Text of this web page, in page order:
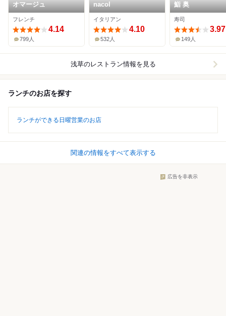
オマージュ
フレンチ
4.14
799人
nacol
イタリアン
4.10
532人
鮨 奥
寿司
3.97
149人
浅草のレストラン情報を見る
ランチのお店を探す
ランチができる日曜営業のお店
関連の情報をすべて表示する
広告を非表示